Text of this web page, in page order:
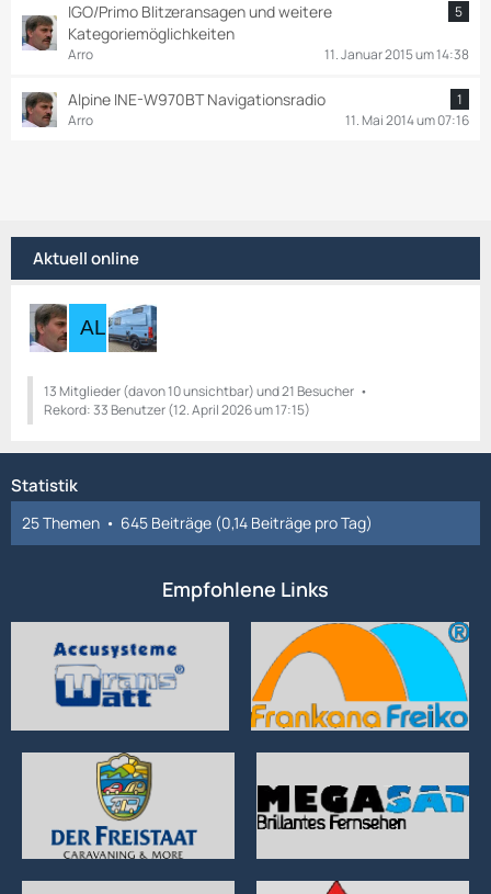
IGO/Primo Blitzeransagen und weitere
Kategoriemöglichkeiten
5
Arro 11. Januar 2015 um 14:38
Alpine INE-W970BT Navigationsradio
1
Arro
11. Mai 2014 um 07:16
Aktuell online
13 Mitglieder (davon 10 unsichtbar) und 21 Besucher
Rekord: 33 Benutzer (12. April 2026 um 17:15)
Statistik
25 Themen 645 Beiträge (0,14 Beiträge pro Tag)
Empfohlene Links